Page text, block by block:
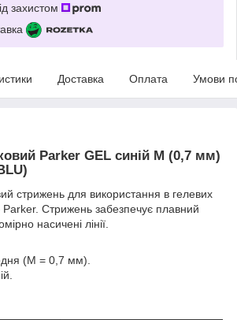
захистом
Доставка Оплата Умови
Parker GEL синій М (0,7 мм)
стрижень для використання в гелевих
Parker. Стрижень забезпечує плавний
насичені лінії.
(М = 0,7 мм).